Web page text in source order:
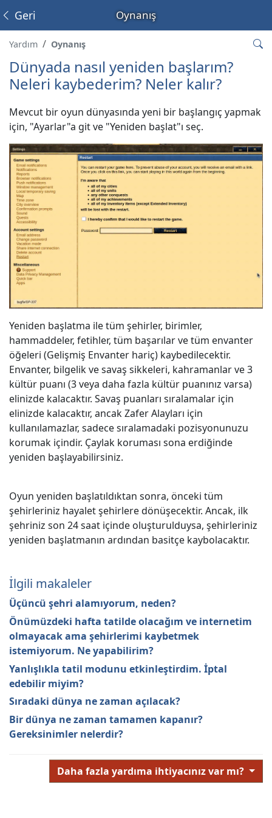
Oynanış
Geri
Yardım Oynanış
Dünyada nasıl yeniden başlarım?
Neleri kaybederim? Neler kalır?
Mevcut bir oyun dünyasında yeni bir başlangıç yapmak
için, "Ayarlar"a git ve "Yeniden başlat"ı seç.
Yeniden başlatma ile tüm şehirler, birimler,
hammaddeler, fetihler, tüm başarılar ve tüm envanter
öğeleri (Gelişmiş Envanter hariç) kaybedilecektir.
Envanter, bilgelik ve savaş sikkeleri, kahramanlar ve 3
kültür puanı (3 veya daha fazla kültür puanınız varsa)
elinizde kalacaktır. Savaş puanları sıralamalar için
elinizde kalacaktır, ancak Zafer Alayları için
kullanılamazlar, sadece sıralamadaki pozisyonunuzu
korumak içindir. Çaylak koruması sona erdiğinde
yeniden başlayabilirsiniz.
Oyun yeniden başlatıldıktan sonra, önceki tüm
şehirleriniz hayalet şehirlere dönüşecektir. Ancak, ilk
şehriniz son 24 saat içinde oluşturulduysa, şehirleriniz
yeniden başlatmanın ardından basitçe kaybolacaktır.
İlgili makaleler
Üçüncü şehri alamıyorum, neden?
Önümüzdeki hafta tatilde olacağım ve internetim
olmayacak ama şehirlerimi kaybetmek
istemiyorum. Ne yapabilirim?
Yanlışlıkla tatil modunu etkinleştirdim. İptal
edebilir miyim?
Sıradaki dünya ne zaman açılacak?
Bir dünya ne zaman tamamen kapanır?
Gereksinimler nelerdir?
Daha fazla yardıma ihtiyacınız var mı?